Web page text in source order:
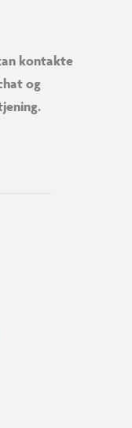
kontakte
og